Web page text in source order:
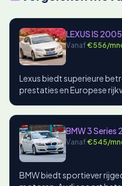
LEXUS IS
Vanaf€556/
Lexus biedt superieure
prestaties en Europese
BMW 3
Vanaf€545/
BMW biedt sportiever